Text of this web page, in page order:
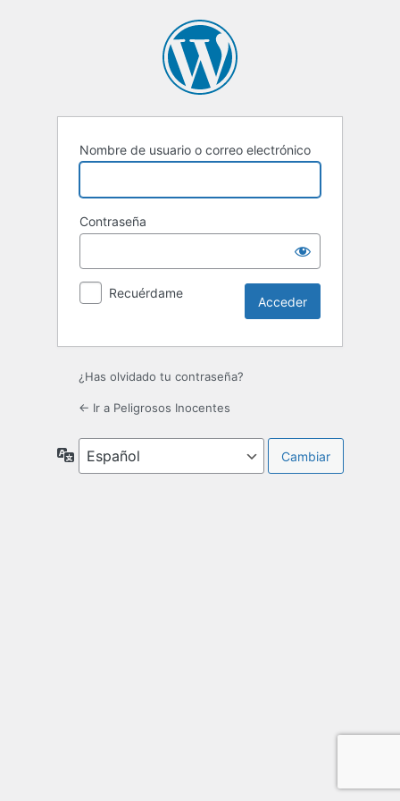
Nombre de usuario o correo electrónico
Contraseña
Recuérdame
¿Has olvidado tu contraseña?
← Ir a Peligrosos Inocentes
Idioma